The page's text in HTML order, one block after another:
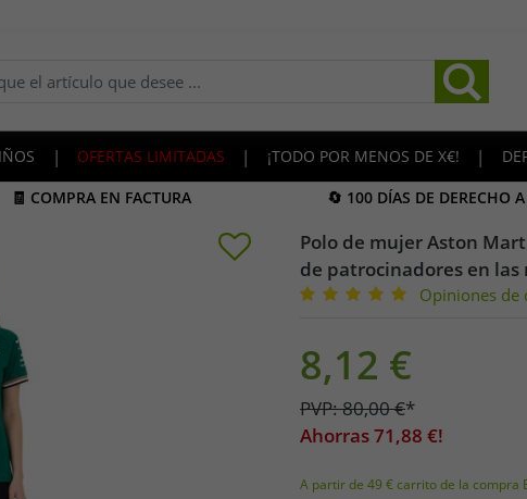
| OFERTAS LIMITADAS | ¡TODO POR MENOS DE X€! |
🧾 COMPRA EN FACTURA 🔄 100 DÍAS DE DERECHO A
Polo de mujer Aston
de patrocinadores en las
Opiniones de
8,12 €
PVP:80,00€*
Ahorras71,88 €!
A partir de 49 € carrito de la compra